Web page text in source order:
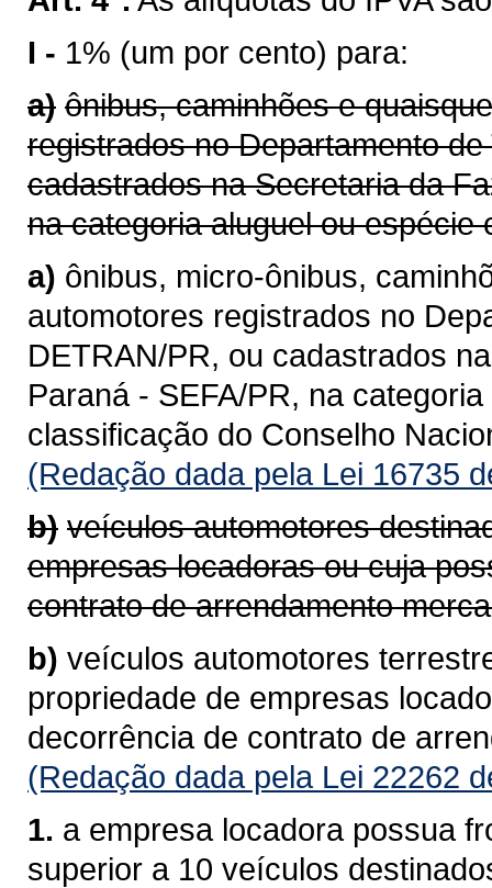
I - 1% (um por cento) para:
a) ônibus, caminhões e
registrados no Departamento
cadastrados na Secretaria da
na categoria aluguel ou espécie
a) ônibus, micro-ônibus,
automotores registrados no
DETRAN/PR, ou cadastrados
Paraná - SEFA/PR, na
classificação do Conselho
(Redação dada pela Lei 16735
b) veículos automotores
empresas locadoras ou cuja
contrato de arrendamento
b) veículos automotores
propriedade de empresas
decorrência de contrato de
(Redação dada pela Lei 22262
1. a empresa locadora possua
superior a 10 veículos